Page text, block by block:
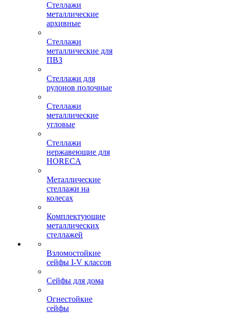
Стеллажи
металлические
архивные
Стеллажи
металлические для
ПВЗ
Стеллажи для
рулонов полочные
Стеллажи
металлические
угловые
Стеллажи
нержавеющие для
HORECA
Металлические
стеллажи на
колесах
Комплектующие
металлических
стеллажей
Взломостойкие
сейфы I-V классов
Сейфы для дома
Огнестойкие
сейфы